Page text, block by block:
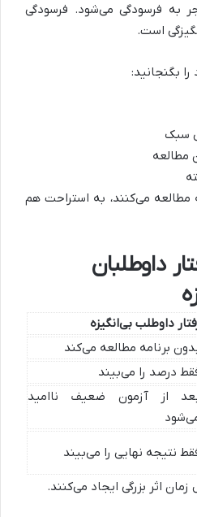
به فرسودگی می‌شود. فرسودگی
است.
را بگنجانید:
مطالعه
مطالعه می‌کنند، به استراحت هم
داوطلبان
داوطلب بی‌انگیزه
برنامه مطالعه می‌کند
درصد را می‌بیند
از آزمون ضعیف ناامید
نتیجه نهایی را می‌بیند
اثر بزرگی ایجاد می‌کنند.